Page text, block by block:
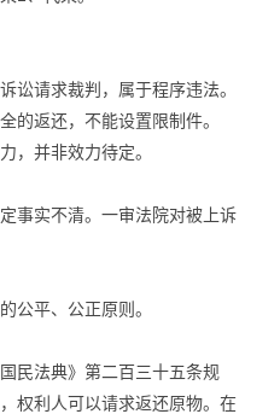
讼请求裁判，属于程序违法。
的返还，不能设置限制件。
，并非效力待定。
事实不清。一审法院对被上诉
公平、公正原则。
民法典》第二百三十五条规
权利人可以请求返还原物。在